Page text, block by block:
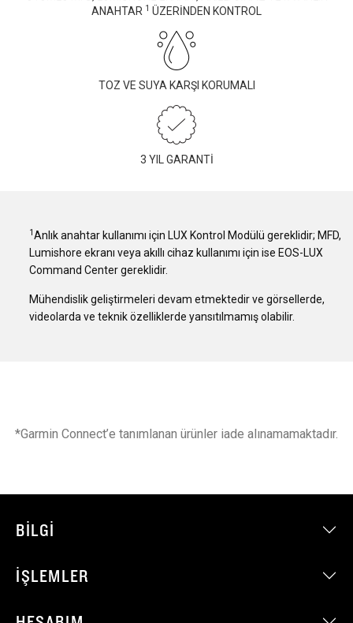
ANAHTAR 1 ÜZERİNDEN KONTROL
TOZ VE SUYA KARŞI KORUMALI
3 YIL GARANTİ
1Anlık anahtar kullanımı için LUX Kontrol Modülü gereklidir; MFD,
Lumishore ekranı veya akıllı cihaz kullanımı için ise EOS-LUX
Command Center gereklidir.
Mühendislik geliştirmeleri devam etmektedir ve görsellerde,
videolarda ve teknik özelliklerde yansıtılmamış olabilir.
*Garmin Connect’e tanımlanan ürünler iade alınamamaktadır.
BILGI
İŞLEMLER